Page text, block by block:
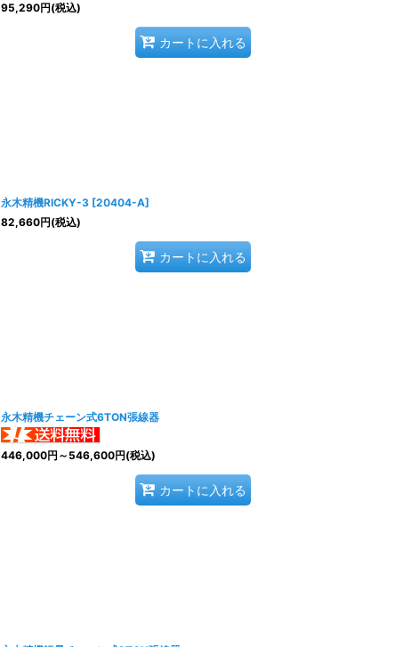
95,290円(税込)
カートに入れる
永木精機RICKY-3 [20404-A]
82,660円(税込)
カートに入れる
永木精機チェーン式6TON張線器
446,000円 ～546,600円(税込)
カートに入れる